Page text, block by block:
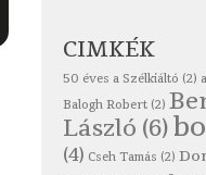
CIMKÉK
50 éves a Szélkiáltó (2)
Balogh Robert (2)
László (6)
(4) Cseh Tamás (2)